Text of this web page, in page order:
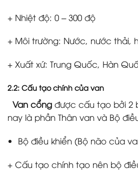
+ Nhiệt độ: 0 – 300 độ
+ Môi trường: Nước, nước thải,
+ Xuất xứ: Trung Quốc, Hàn
2.2: Cấu tạo chính của van
Van cổng được cấu tạo bởi 2
nay là phần Thân van và Bộ
Bộ điều khiển (Bộ não của
+ Cấu tạo chính tạo nên bộ